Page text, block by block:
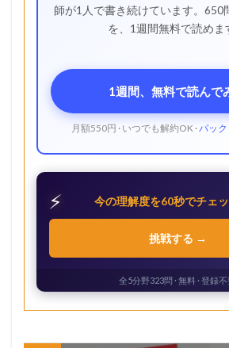
師が1人で書き続けています。650
を、1週間無料で読めま
1週間、無料で読んで
月額550円 · いつでも解約OK ·パック
⚡ 今の理解度を60秒でチェ
挑戦する →
全5分野323問 · 無料 · 登録